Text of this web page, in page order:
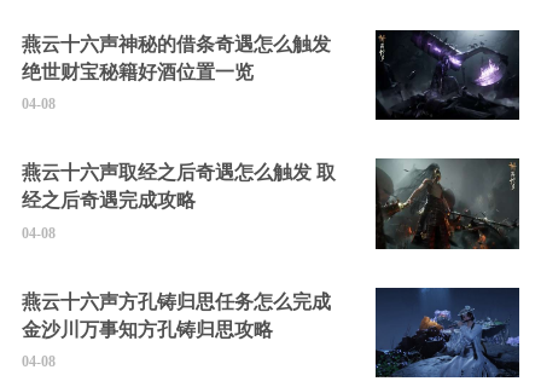
燕云十六声神秘的借条奇遇怎么触发
绝世财宝秘籍好酒位置一览
04-08
燕云十六声取经之后奇遇怎么触发 取
经之后奇遇完成攻略
04-08
燕云十六声方孔铸归思任务怎么完成
金沙川万事知方孔铸归思攻略
04-08